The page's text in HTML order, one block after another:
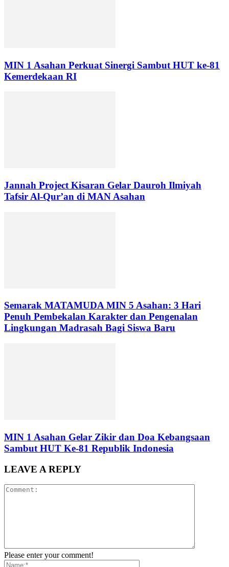
MIN 1 Asahan Perkuat Sinergi Sambut HUT ke-81
Kemerdekaan RI
Jannah Project Kisaran Gelar Dauroh Ilmiyah
Tafsir Al-Qur’an di MAN Asahan
Semarak MATAMUDA MIN 5 Asahan: 3 Hari
Penuh Pembekalan Karakter dan Pengenalan
Lingkungan Madrasah Bagi Siswa Baru
MIN 1 Asahan Gelar Zikir dan Doa Kebangsaan
Sambut HUT Ke-81 Republik Indonesia
LEAVE A REPLY
Please enter your comment!